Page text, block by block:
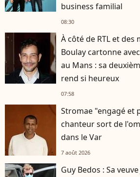
business familial
08:30
À côté de RTL et des
Boulay cartonne
au Mans : sa
rend si heureux
07:58
Stromae "engagé et
chanteur sort de
dans le Var
7 août 2026
Guy Bedos : Sa